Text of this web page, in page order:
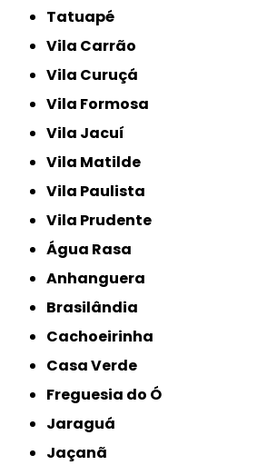
Tatuapé
Vila Carrão
Vila Curuçá
Vila Formosa
Vila Jacuí
Vila Matilde
Vila Paulista
Vila Prudente
Água Rasa
Anhanguera
Brasilândia
Cachoeirinha
Casa Verde
Freguesia do Ó
Jaraguá
Jaçanã